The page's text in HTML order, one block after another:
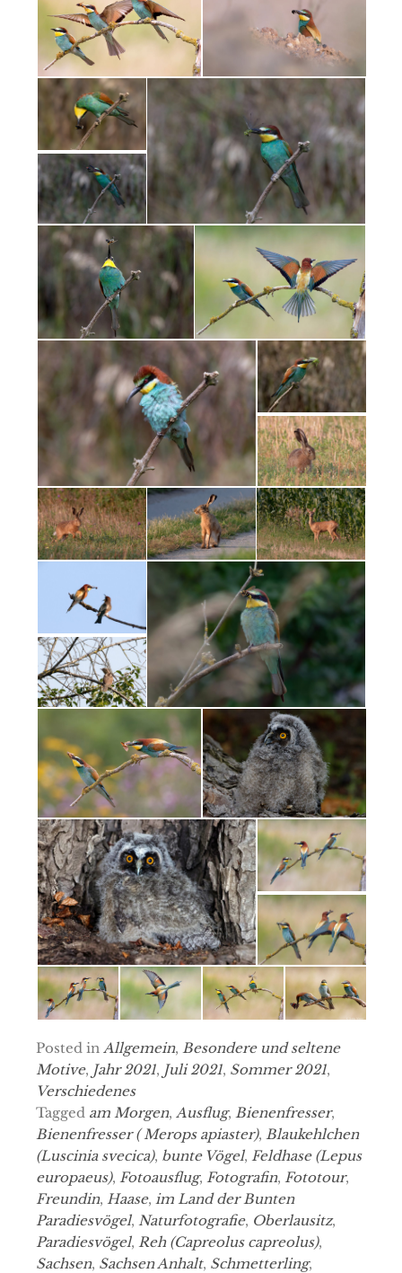
Posted in Allgemein, Besondere und seltene
Motive, Jahr 2021, Juli 2021, Sommer 2021,
Verschiedenes
Tagged am Morgen, Ausflug, Bienenfresser,
Bienenfresser ( Merops apiaster), Blaukehlchen
(Luscinia svecica), bunte Vögel, Feldhase (Lepus
europaeus), Fotoausflug, Fotografin, Fototour,
Freundin, Haase, im Land der Bunten
Paradiesvögel, Naturfotografie, Oberlausitz,
Paradiesvögel, Reh (Capreolus capreolus),
Sachsen, Sachsen Anhalt, Schmetterling,